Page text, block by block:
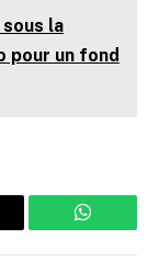
la
pour un fond